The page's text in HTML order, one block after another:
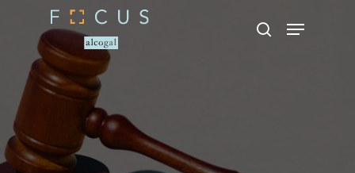
Presione enter para buscar o ESC
para cerrar